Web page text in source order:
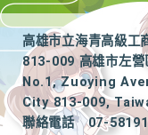
高雄市立海青高級工
813-009 高雄市左營
No.1, Zuoying
City 813-009,
聯絡電話
07-